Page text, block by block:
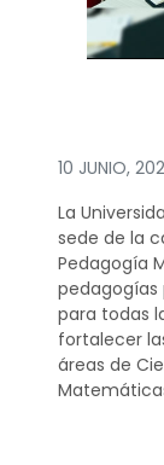
10 JUNIO,
La
sede de la
Pedagogía
pedagogías
para todas
fortalecer
áreas de